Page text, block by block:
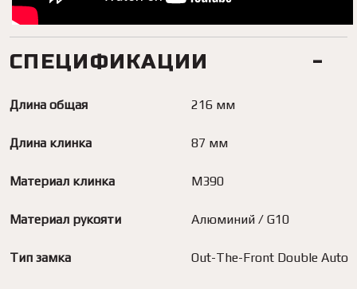
СПЕЦИФИКАЦИИ
Длина общая 216 мм
Длина клинка 87 мм
Материал клинка M390
Материал рукояти Алюминий / G10
Тип замка Out-The-Front Double Auto